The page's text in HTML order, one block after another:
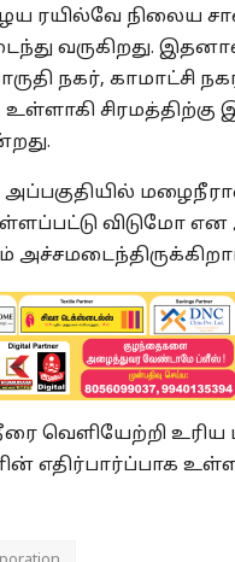
ரயில்வே நிலைய
வருகிறது.
நகர், காமாட்சி
உள்ளாகி
விடுமோ என
வெளியேற்றி உரிய